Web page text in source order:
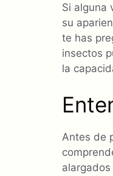
Si alguna
su
te has
insectos
la
Antes de